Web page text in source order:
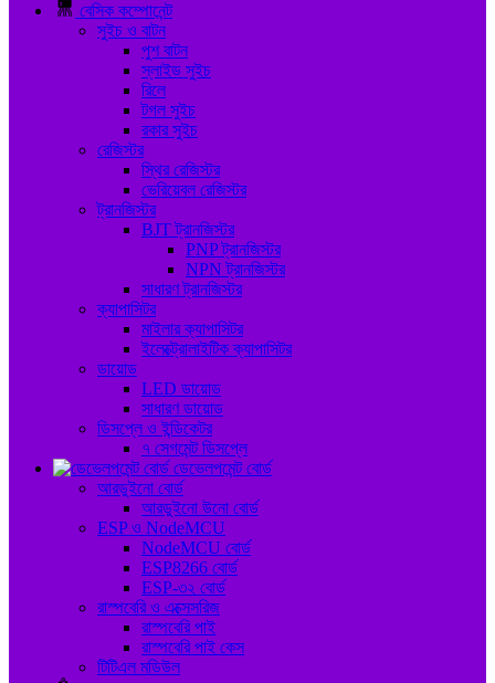
বেসিক কম্পোনেন্ট
সুইচ ও বাটন
পুশ বাটন
স্লাইড সুইচ
রিলে
টগল সুইচ
রকার সুইচ
রেজিস্টর
স্থির রেজিস্টর
ভেরিয়েবল রেজিস্টর
ট্রানজিস্টর
BJT ট্রানজিস্টর
PNP ট্রানজিস্টর
NPN ট্রানজিস্টর
সাধারণ ট্রানজিস্টর
ক্যাপাসিটর
মাইলার ক্যাপাসিটর
ইলেক্ট্রোলাইটিক ক্যাপাসিটর
ডায়োড
LED ডায়োড
সাধারণ ডায়োড
ডিসপ্লে ও ইন্ডিকেটর
৭ সেগমেন্ট ডিসপ্লে
ডেভেলপমেন্ট বোর্ড
আরডুইনো বোর্ড
আরডুইনো উনো বোর্ড
ESP ও NodeMCU
NodeMCU বোর্ড
ESP8266 বোর্ড
ESP-৩২ বোর্ড
রাস্পবেরি ও এক্সেসরিজ
রাস্পবেরি পাই
রাস্পবেরি পাই কেস
টিটিএল মডিউল